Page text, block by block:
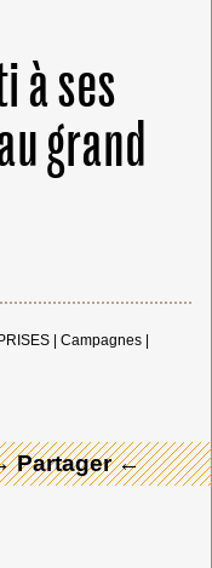
à ses
grand
Campagnes
Partager ←
Merci ! →